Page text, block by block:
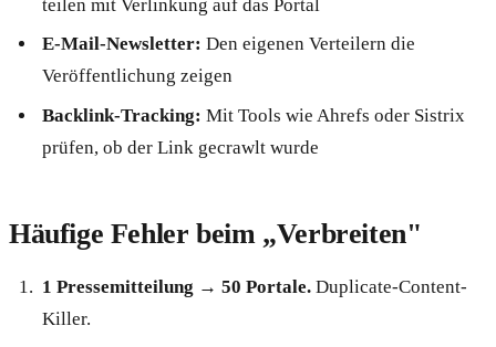
teilen mit Verlinkung auf das Portal
E-Mail-Newsletter: Den eigenen Verteilern die
Veröffentlichung zeigen
Backlink-Tracking: Mit Tools wie Ahrefs oder Sistrix
prüfen, ob der Link gecrawlt wurde
Häufige Fehler beim „Verbreiten"
1 Pressemitteilung → 50 Portale.Duplicate-Content-
Killer.